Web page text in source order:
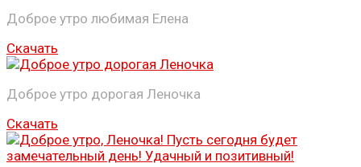
Доброе утро любимая Елена
Скачать
Доброе утро дорогая Леночка
Скачать